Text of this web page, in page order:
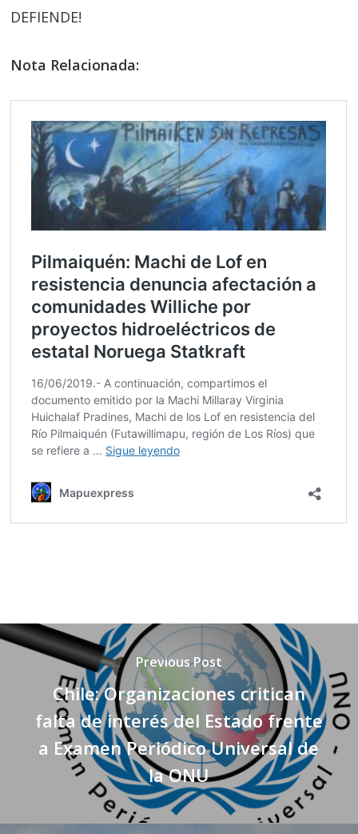
DEFIENDE!
Nota Relacionada:
Previous Post
Chile: Organizaciones critican
falta de interés del Estado frente
a Examen Periódico Universal de
la ONU